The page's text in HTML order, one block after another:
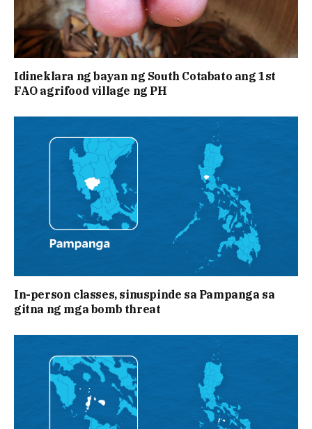
Idineklara ng bayan ng South Cotabato ang 1st
FAO agrifood village ng PH
In-person classes, sinuspinde sa Pampanga sa
gitna ng mga bomb threat